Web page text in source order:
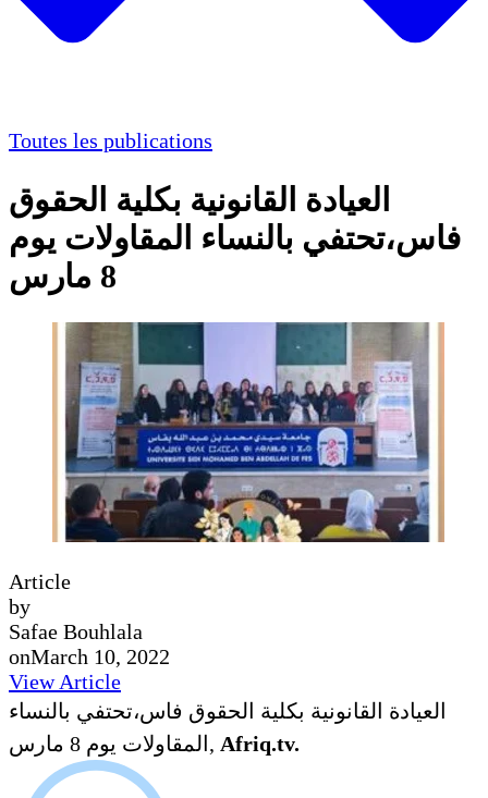
Toutes les publications
العيادة القانونية بكلية الحقوق
فاس،تحتفي بالنساء المقاولات يوم
8 مارس
Article
by
Safae Bouhlala
onMarch 10, 2022
View Article
العيادة القانونية بكلية الحقوق فاس،تحتفي بالنساء
المقاولات يوم 8 مارس, Afriq.tv.